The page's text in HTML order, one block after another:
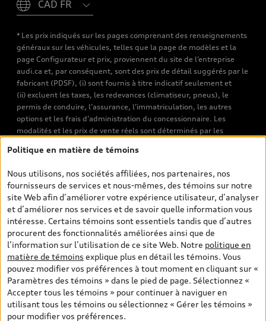
* Les prix indiqués sur les pages comprenant des renseignements
généraux sur les véhicules, telles que la page de modèles et la
page Configurateur et prix, proviennent du site de l’entreprise
audi.ca et, par conséquent, sont des prix de détail suggérés par le
fabricant (PDSF), (i) sont fournis à titre indicatif seulement et
(ii) excluent les taxes, les redevances (climatiseur, pneus), le
permis de conduire, l’assurance, l’immatriculation, les autres
options et les frais d’administration du concessionnaire. Les
modalités et les prix de vente réels sont déterminés par les
véhicules neufs et d’occasion sont les prix de vente établis par les
de transport et d’inspection de prélivraison, les taxes
environnementales (pour les véhicules neufs) et les frais
d’administration des concessionnaires. Toutefois, les taxes de
vente sont exclues. Veuillez noter que les prix de l’estimateur de
versements sont des PDSF s’il a été consulté au moyen de l’onglet
Configurateur et prix (à titre indicatif). Toutefois, s’il a été
consulté à partir des pages de recherche de véhicules neufs et
d’occasion, les prix indiqués sont des prix de vente (prix de vente
réels). Sur les pages de renseignements généraux sur les
véhicules, les modèles sont montrés à titre indicatif seulement,
avec des caractéristiques qui peuvent ne pas être offertes sur les
modèles canadiens. Malgré les efforts déployés pour assurer
Politique en matière de témoins
Nous utilisons, nos sociétés affiliées, nos partenaires, nos
fournisseurs de services et nous-mêmes, des témoins sur notre
site Web afin d’améliorer votre expérience utilisateur, d’analyser
et d’améliorer nos services et de savoir quelle information vous
intéresse. Certains témoins sont essentiels tandis que d’autres
procurent des fonctionnalités améliorées ainsi que de
l’information sur l’utilisation de ce site Web. Notre politique en
matière de témoins explique plus en détail les témoins. Vous
pouvez modifier vos préférences à tout moment en cliquant sur «
Paramètres des témoins » dans le pied de page. Sélectionnez «
Accepter tous les témoins » pour continuer à naviguer en
utilisant tous les témoins ou sélectionnez « Gérer les témoins »
pour modifier vos préférences.